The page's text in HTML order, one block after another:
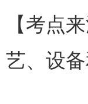
【考点
艺、设备